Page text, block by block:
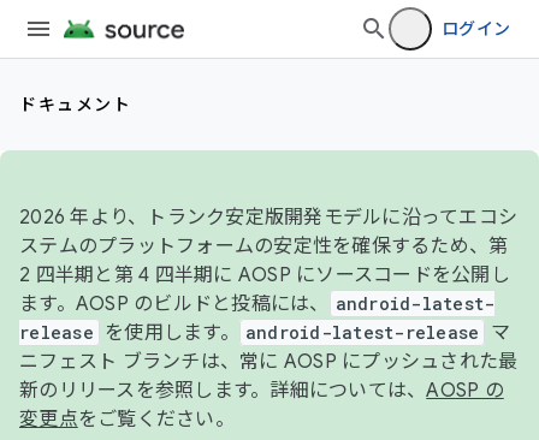
ログイン
ドキュメント
2026 年より、トランク安定版開発モデルに沿ってエコシ
ステムのプラットフォームの安定性を確保するため、第
2 四半期と第 4 四半期に AOSP にソースコードを公開し
ます。AOSP のビルドと投稿には、
android-latest-
release
を使用します。 android-latest-release
マ
ニフェスト ブランチは、常に AOSP にプッシュされた最
新のリリースを参照します。詳細については、AOSP の
変更点をご覧ください。